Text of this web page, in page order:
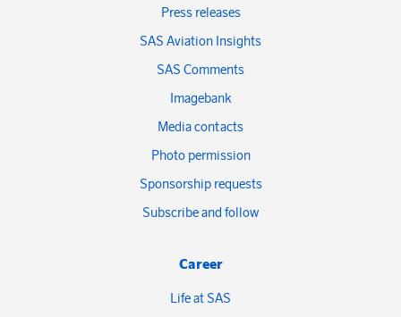
Press releases
SAS Aviation Insights
SAS Comments
Imagebank
Media contacts
Photo permission
Sponsorship requests
Subscribe and follow
Career
Life at SAS